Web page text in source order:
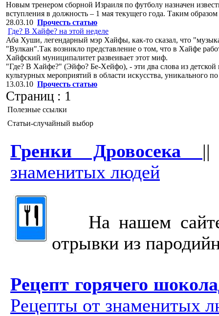
Новым тренером сборной Израиля по футболу назначен
вступления в должность – 1 мая текущего года. Таким
28.03.10 Прочесть статью
Где? В Хайфе? на этой неделе
Аба Хуши, легендарный мэр Хайфы, как-то сказал, что
"Вулкан".Так возникло представление о том, что в Хайфе
Хайфский муниципалитет развеивает этот миф.
"Где? В Хайфе?" (Эйфо? Бе-Хейфо), - эти два слова из
культурных мероприятий в области искусства, уникального
13.03.10 Прочесть статью
Страниц : 1
Полезные ссылки
Статьи-случайный выбор
Гренки Дровосека
знаменитых людей
На нашем сайте
отрывки из
Рецепт горячего
Рецепты от знаменитых